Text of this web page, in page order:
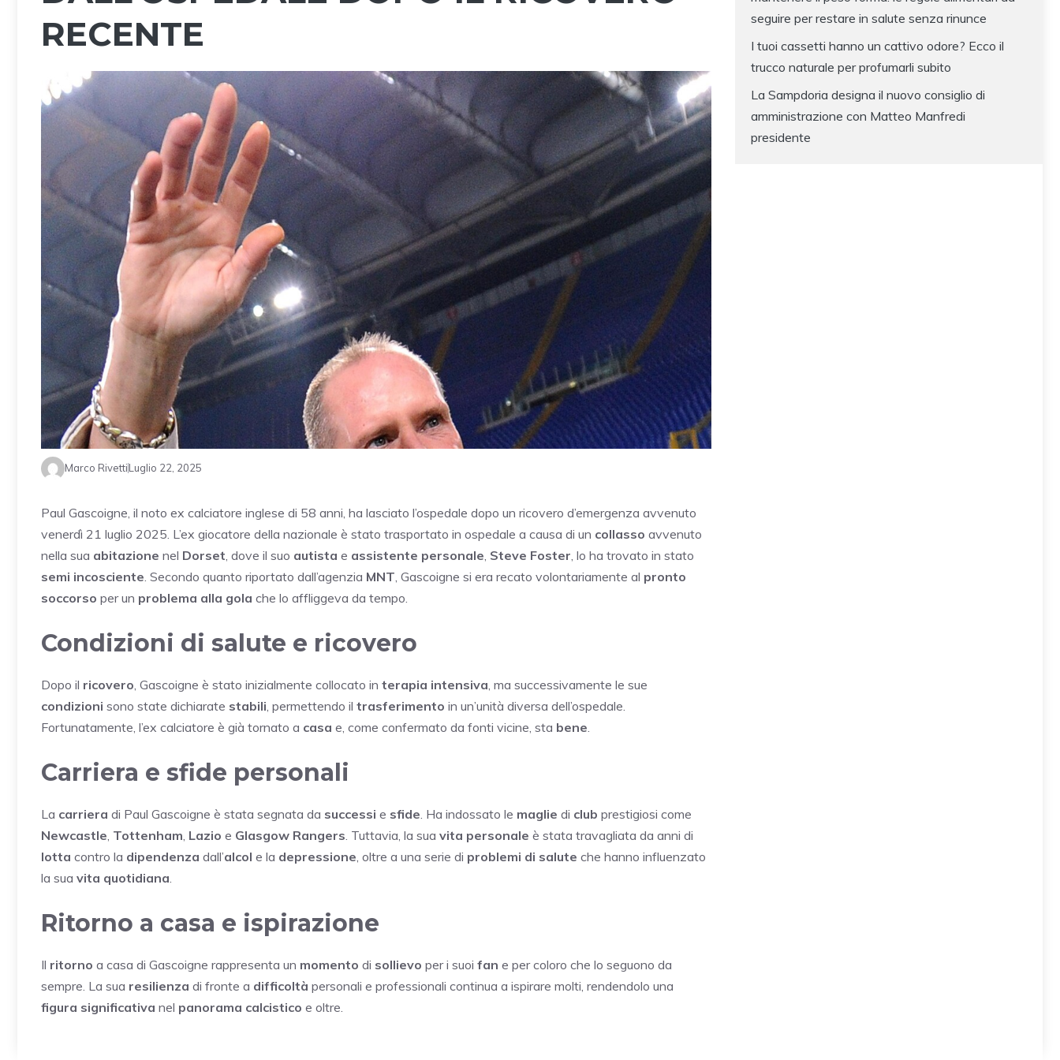
RECENTE
Marco RivettiLuglio 22, 2025
Paul Gascoigne, il noto ex calciatore inglese di 58 anni, ha lasciato l’ospedale dopo un ricovero d’emergenza avvenuto
venerdì 21 luglio 2025. L’ex giocatore della nazionale è stato trasportato in ospedale a causa di un collasso avvenuto
nella sua abitazione nel Dorset , dove il suo autista e assistente personale Steve Foster , lo ha trovato in stato
semi incosciente . Secondo quanto riportato dall’agenzia MNT , Gascoigne si era recato volontariamente al pronto
soccorso per un problema alla gola che lo affliggeva da tempo.
Condizioni di salute e ricovero
Dopo il ricovero , Gascoigne è stato inizialmente collocato in terapia intensiva , ma successivamente le sue
condizioni sono state dichiarate stabili , permettendo il trasferimento in un’unità diversa dell’ospedale.
Fortunatamente, l’ex calciatore è già tornato a casa e, come confermato da fonti vicine, sta bene
Carriera e sfide personali
La carriera di Paul Gascoigne è stata segnata da successi e sfide . Ha indossato le maglie di club prestigiosi come
Newcastle Tottenham Lazio e Glasgow Rangers . Tuttavia, la sua vita personale è stata travagliata da anni di
lotta contro la dipendenza dall’alcol e la depressione , oltre a una serie di problemi di salute che hanno influenzato
la sua vita quotidiana
Ritorno a casa e ispirazione
Il ritorno a casa di Gascoigne rappresenta un momento di sollievo per i suoi fan e per coloro che lo seguono da
sempre. La sua resilienza di fronte a difficoltà personali e professionali continua a ispirare molti, rendendolo una
figura significativa nel panorama calcistico e oltre.
seguire per restare in salute senza rinunce
I tuoi cassetti hanno un cattivo odore? Ecco il
trucco naturale per profumarli subito
La Sampdoria designa il nuovo consiglio di
amministrazione con Matteo Manfredi
presidente